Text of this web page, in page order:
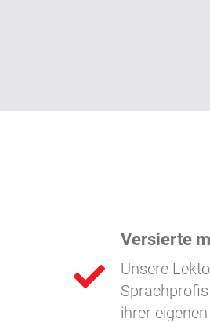
Versierte
Unsere
ihrer